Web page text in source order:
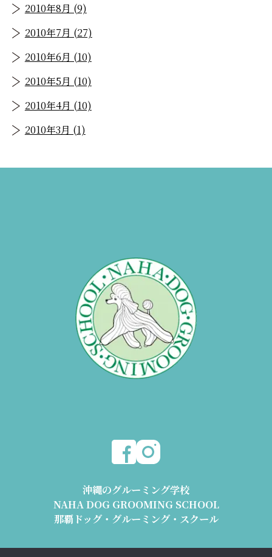
2010年8月 (9)
2010年7月 (27)
2010年6月 (10)
2010年5月 (10)
2010年4月 (10)
2010年3月 (1)
沖縄のグルーミング学校
NAHA DOG GROOMING SCHOOL
那覇ドッグ・グルーミング・スクール
〒904-2426 沖縄県うるま市与那城平安座8178-2 1階